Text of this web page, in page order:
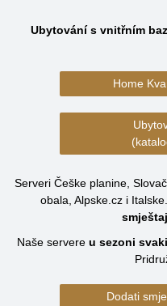
Ubytování s vnitřním
Home
Serveri Češke planine,
obala, Alpske.cz i
Naše servere u sezoni
Dodati